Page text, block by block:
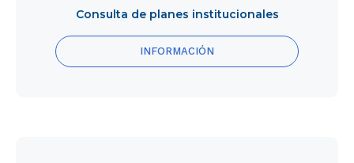
Consulta de planes institucionales
INFORMACIÓN